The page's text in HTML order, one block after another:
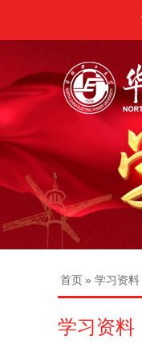
首页» 学习资料
学习资料